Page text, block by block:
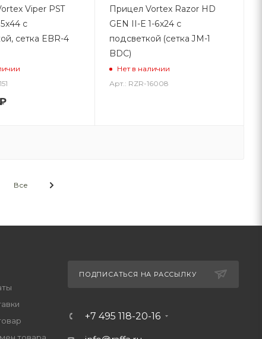
Viper PST
с
сетка EBR-4
Прицел Vortex Razor HD
GEN II-E 1-6x24 с
подсветкой (сетка JM-1
BDC)
Нет в наличии
Арт.: RZR-16008
Все
ПОДПИСАТЬСЯ НА РАССЫЛКУ
+7 495 118-20-16